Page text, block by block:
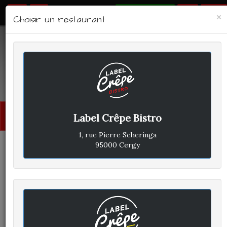
LABEL CRÊPE - BISTRO
CLIENT A A
ÉCRIT LE SAMEDI 24 FÉVRIER
×
Choisir un restaurant
Label Crêpe Bistro
1, rue Pierre Scheringa
95000 Cergy